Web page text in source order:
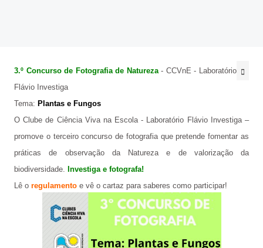
Docentes
Mediadora
3.º Concurso de Fotografia de Natureza - CCVnE - Laboratório
Flávio Investiga
Tema: Plantas e Fungos
O Clube de Ciência Viva na Escola - Laboratório Flávio Investiga –
promove o terceiro concurso de fotografia que pretende fomentar as
práticas de observação da Natureza e de valorização da
biodiversidade. Investiga e fotografa!
Lê o regulamento e vê o cartaz para saberes como participar!